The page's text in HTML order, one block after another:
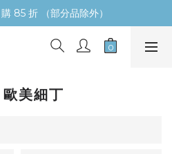
85 折 （部分品除外）
美細丁